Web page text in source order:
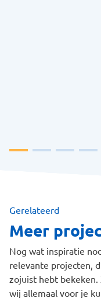
Gerelateerd
Meer
Nog wat inspiratie
relevante projecten,
zojuist hebt
wij allemaal voor je